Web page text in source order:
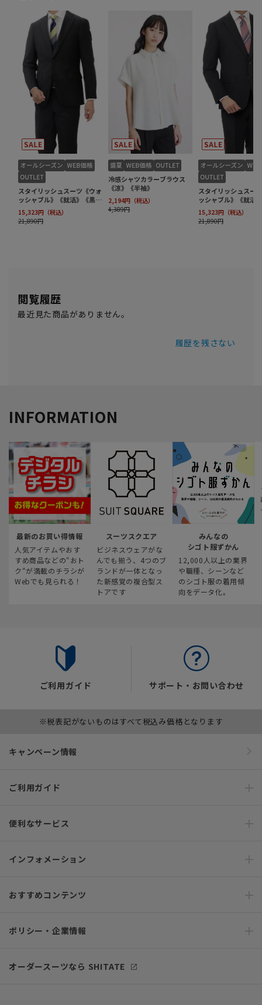
閲覧履歴
最近見た商品がありません。
履歴を残さない
INFORMATION
最新のお買い得情報
人気アイテムやおす
すめ商品などの“おト
ク“が満載のチラシが
Webでも見られる！
スーツスクエア
ビジネスウェアがな
んでも揃う、4つのブ
ランドが一体となっ
た新感覚の複合型ス
トアです
みんなの
シゴト服ずかん
12,000人以上の業界
や職種、シーンなど
のシゴト服の着用傾
向をデータ化。
ご利用ガイド サポート・お問い合わせ
※税表記がないものはすべて税込み価格となります
キャンペーン情報
ご利用ガイド
便利なサービス
インフォメーション
おすすめコンテンツ
ポリシー・企業情報
オーダースーツなら SHITATE